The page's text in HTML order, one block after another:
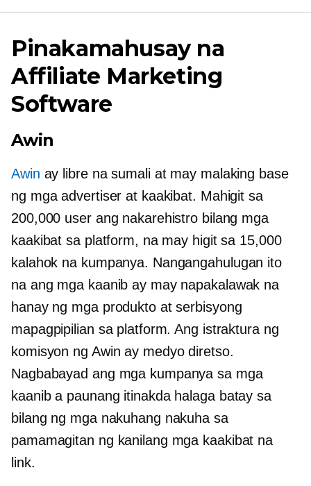
Pinakamahusay na
Affiliate Marketing
Software
Awin
Awin ay libre na sumali at may malaking base
ng mga advertiser at kaakibat. Mahigit sa
200,000 user ang nakarehistro bilang mga
kaakibat sa platform, na may higit sa 15,000
kalahok na kumpanya. Nangangahulugan ito
na ang mga kaanib ay may napakalawak na
hanay ng mga produkto at serbisyong
mapagpipilian sa platform. Ang istraktura ng
komisyon ng Awin ay medyo diretso.
Nagbabayad ang mga kumpanya sa mga
kaanib a paunang itinakdahalaga batay sa
bilang ng mga nakuhang nakuha sa
pamamagitan ng kanilang mga kaakibat na
link.